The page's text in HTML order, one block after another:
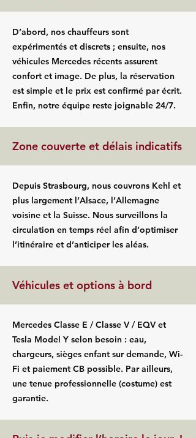
D’abord, nos chauffeurs sont
expérimentés et discrets ; ensuite, nos
véhicules Mercedes récents assurent
confort et image. De plus, la réservation
est simple et le prix est confirmé par écrit.
Enfin, notre équipe reste joignable 24/7.
Zone couverte et délais indicatifs
Depuis Strasbourg, nous couvrons Kehl et
plus largement l’Alsace, l’Allemagne
voisine et la Suisse. Nous surveillons la
circulation en temps réel afin d’optimiser
l’itinéraire et d’anticiper les aléas.
Véhicules et options à bord
Mercedes Classe E / Classe V / EQV et
Tesla Model Y selon besoin : eau,
chargeurs, sièges enfant sur demande, Wi-
Fi et paiement CB possible. Par ailleurs,
une tenue professionnelle (costume) est
garantie.